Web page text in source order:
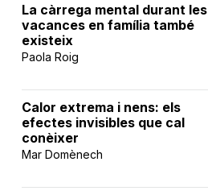
La càrrega mental durant les
vacances en família també
existeix
Paola Roig
Calor extrema i nens: els
efectes invisibles que cal
conèixer
Mar Domènech